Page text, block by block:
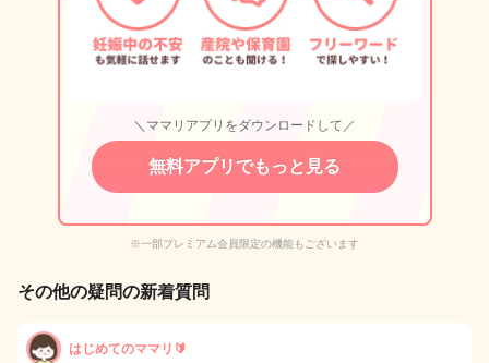
＼ママリアプリをダウンロードして／
無料アプリでもっと見る
※一部プレミアム会員限定の機能もございます
その他の疑問の新着質問
はじめてのママリ🔰